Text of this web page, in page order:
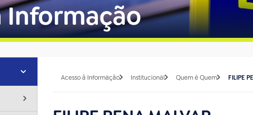
Informação
Acesso à Informação Institucional Quem é Quem FILIPE